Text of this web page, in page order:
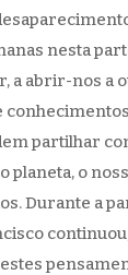
nesta
a abrir-nos a
partilhar
planeta, o
Durante a